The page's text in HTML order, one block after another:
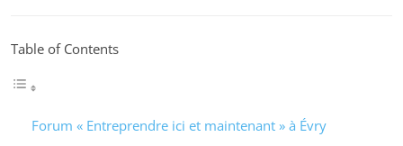
Table of Contents
Forum « Entreprendre ici et maintenant » à Évry